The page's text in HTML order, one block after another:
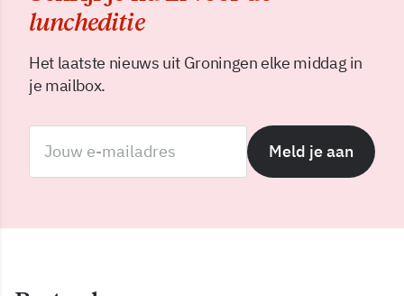
luncheditie
Het laatste nieuws uit Groningen elke middag in
je mailbox.
Meld je aan